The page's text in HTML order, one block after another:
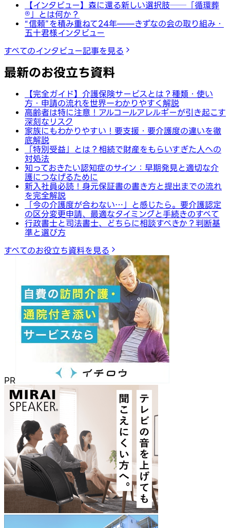
【インタビュー】森に還る新しい選択肢──「循環葬
®︎」とは何か？
“信頼”を積み重ねて24年——きずなの会の取り組み・
五十君様インタビュー
すべてのインタビュー記事を見る
最新のお役立ち資料
【完全ガイド】介護保険サービスとは？種類・使い
方・申請の流れを世界一わかりやすく解説
高齢者は特に注意！アルコールアレルギーが引き起こす
深刻なリスク
家族にもわかりやすい！要支援・要介護度の違いを徹
底解説
「特別受益」とは？相続で財産をもらいすぎた人への
対処法
知っておきたい認知症のサイン：早期発見と適切な介
護につなげるために
新入社員必読！身元保証書の書き方と提出までの流れ
を完全解説
「今の介護度が合わない…」と感じたら。要介護認定
の区分変更申請、最適なタイミングと手続きのすべて
行政書士と司法書士、どちらに相談すべきか？判断基
準と選び方
すべてのお役立ち資料を見る
PR